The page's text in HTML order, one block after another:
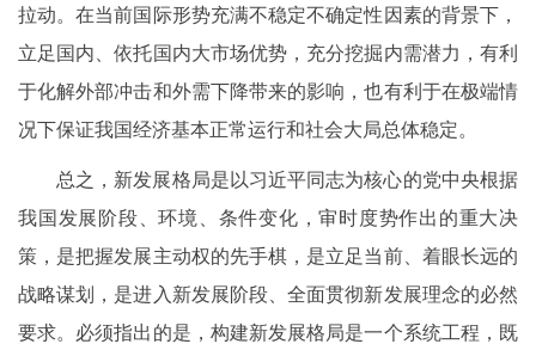
拉动。在当前国际形势充满不稳定不确定性因素的背景下，
立足国内、依托国内大市场优势，充分挖掘内需潜力，有利
于化解外部冲击和外需下降带来的影响，也有利于在极端情
况下保证我国经济基本正常运行和社会大局总体稳定。
总之，新发展格局是以习近平同志为核心的党中央根据
我国发展阶段、环境、条件变化，审时度势作出的重大决
策，是把握发展主动权的先手棋，是立足当前、着眼长远的
战略谋划，是进入新发展阶段、全面贯彻新发展理念的必然
要求。必须指出的是，构建新发展格局是一个系统工程，既